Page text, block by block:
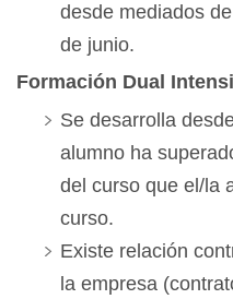
desde mediados
de junio.
Formación Dual
Se desarrolla
alumno ha
del curso que el/la
curso.
Existe relación
la empresa